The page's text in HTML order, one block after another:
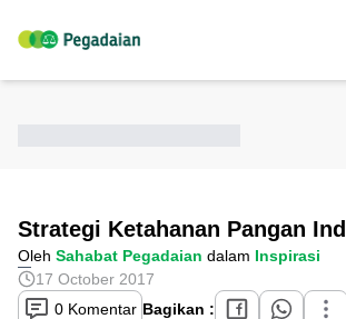
Strategi Ketahanan Pangan
Oleh Sahabat Pegadaian dalam Inspirasi
17 October 2017
0 Komentar Bagikan :